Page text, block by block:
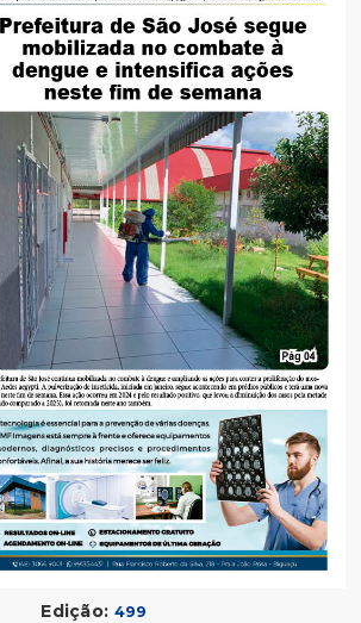
Edição: 499